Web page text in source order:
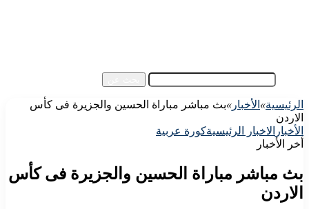
الرئيسية» الأخبار »بث مباشر مباراة الحسين والجزيرة فى كأس
الاردن
الأخبار الاخبار الرئيسيةكورة عربية
أخر الأخبار
بث مباشر مباراة الحسين والجزيرة فى كأس
الاردن